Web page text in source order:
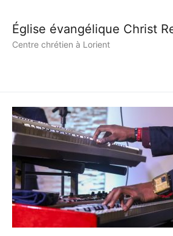
Église évangélique Christ
Centre chrétien à Lorient